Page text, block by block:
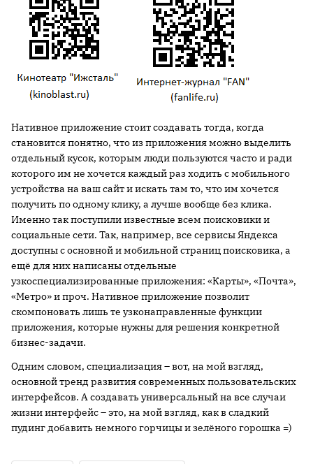
Нативное приложение стоит создавать тогда, когда
становится понятно, что из приложения можно выделить
отдельный кусок, которым люди пользуются часто и ради
которого им не хочется каждый раз ходить с мобильного
устройства на ваш сайт и искать там то, что им хочется
получить по одному клику, а лучше вообще без клика.
Именно так поступили известные всем поисковики и
социальные сети. Так, например, все сервисы Яндекса
доступны с основной и мобильной страниц поисковика, а
ещё для них написаны отдельные
узкоспециализированные приложения: «Карты», «Почта»,
«Метро» и проч. Нативное приложение позволит
скомпоновать лишь те узконаправленные функции
приложения, которые нужны для решения конкретной
бизнес-задачи.
Одним словом, специализация – вот, на мой взгляд,
основной тренд развития современных пользовательских
интерфейсов. А создавать универсальный на все случаи
жизни интерфейс – это, на мой взгляд, как в сладкий
пудинг добавить немного горчицы и зелёного горошка =)